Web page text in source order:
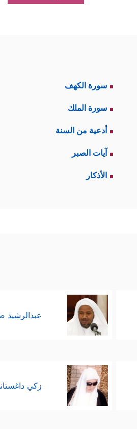
سورة الكهف
سورة الملك
أدعية من السنة
آيات الصبر
الأذكار
عبدالرشيد
زكي